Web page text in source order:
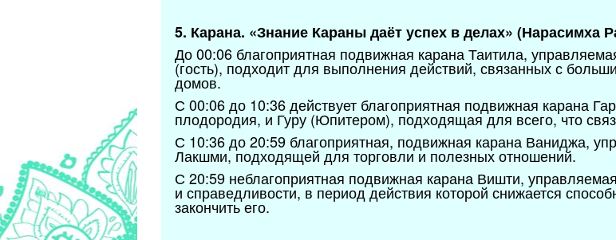
5. Карана. «Знание Караны даёт успех в делах» (Нарасимха
До 00:06 благоприятная подвижная карана Таитила,
(гость), подходит для выполнения действий, связанных с
домов.
С 00:06 до 10:36 действует благоприятная подвижная карана
плодородия, и Гуру (Юпитером), подходящая для всего, что
С 10:36 до 20:59 благоприятная, подвижная карана Ваниджа,
Лакшми, подходящей для торговли и полезных отношений.
С 20:59 неблагоприятная подвижная карана Вишти,
и справедливости, в период действия которой снижается
закончить его.